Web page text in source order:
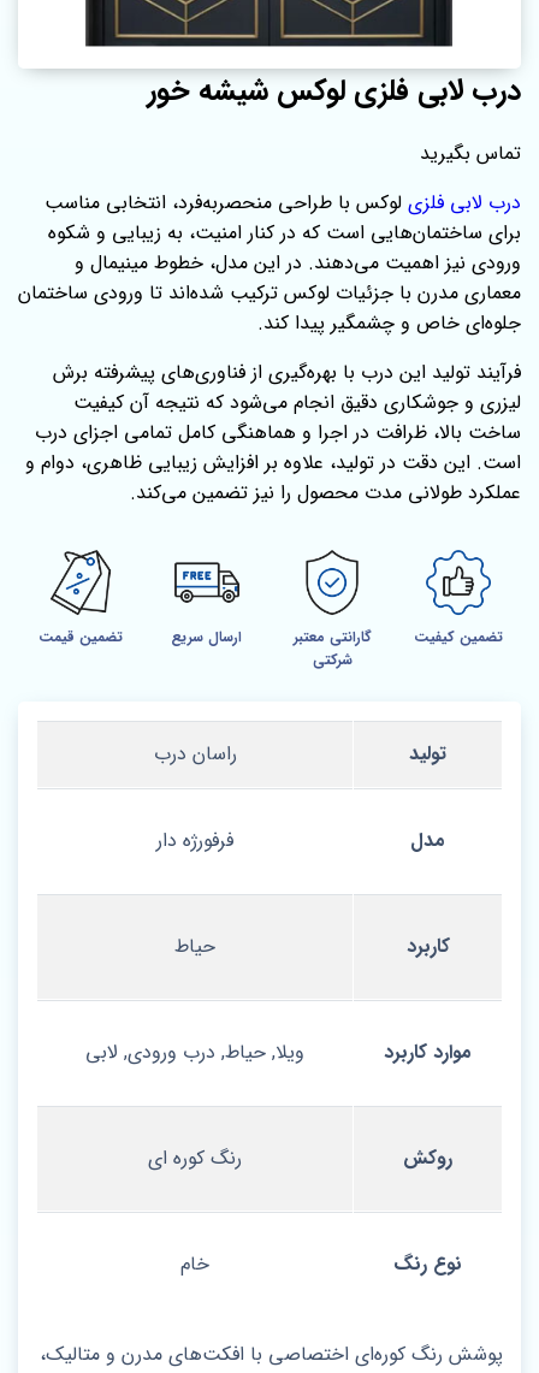
درب لابی فلزی لوکس شیشه خور
تماس بگیرید
درب لابی فلزی لوکس با طراحی منحصربه‌فرد، انتخابی مناسب
برای ساختمان‌هایی است که در کنار امنیت، به زیبایی و شکوه
ورودی نیز اهمیت می‌دهند. در این مدل، خطوط مینیمال و
معماری مدرن با جزئیات لوکس ترکیب شده‌اند تا ورودی ساختمان
جلوه‌ای خاص و چشمگیر پیدا کند.
فرآیند تولید این درب با بهره‌گیری از فناوری‌های پیشرفته برش
لیزری و جوشکاری دقیق انجام می‌شود که نتیجه آن کیفیت
ساخت بالا، ظرافت در اجرا و هماهنگی کامل تمامی اجزای درب
است. این دقت در تولید، علاوه بر افزایش زیبایی ظاهری، دوام و
عملکرد طولانی‌ مدت محصول را نیز تضمین می‌کند.
تضمین کیفیت
گارانتی معتبر
شرکتی
ارسال سریع تضمین قیمت
تولید راسان درب
مدل فرفورژه دار
کاربرد حیاط
موارد کاربرد ویلا, حیاط, درب ورودی, لابی
روکش رنگ کوره ای
نوع رنگ خام
پوشش رنگ کوره‌ای اختصاصی با افکت‌های مدرن و متالیک،